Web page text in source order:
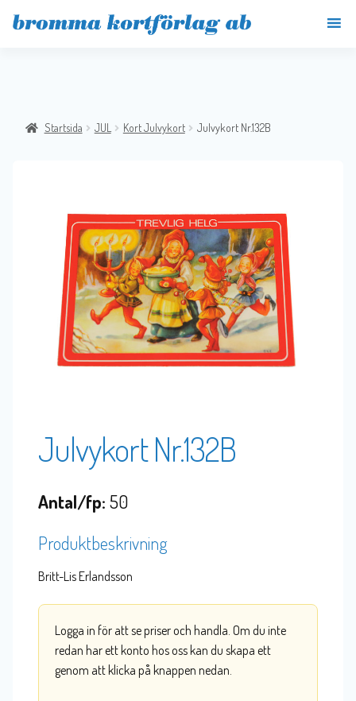
Startsida JUL Kort Julvykort Julvykort Nr.132B
Julvykort Nr.132B
Antal/fp: 50
Produktbeskrivning
Britt-Lis Erlandsson
Logga in för att se priser och handla. Om du inte
redan har ett konto hos oss kan du skapa ett
genom att klicka på knappen nedan.